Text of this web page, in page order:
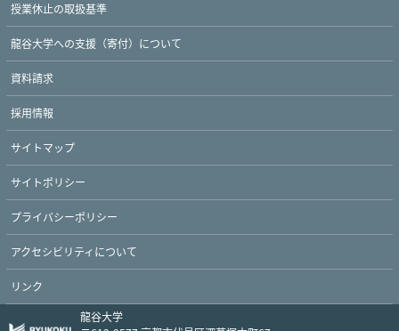
授業休止の取扱基準
龍谷大学への支援（寄付）について
資料請求
採用情報
サイトマップ
サイトポリシー
プライバシーポリシー
アクセシビリティについて
リンク
龍谷大学